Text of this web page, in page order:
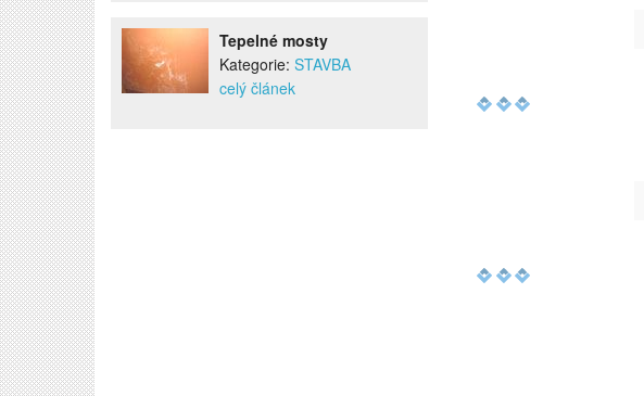
Tepelné mosty
Kategorie: STAVBA
celý článek